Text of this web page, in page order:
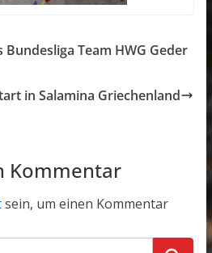
Team HWG Geder
in Salamina Griechenland
Kommentar
sein, um einen Kommentar